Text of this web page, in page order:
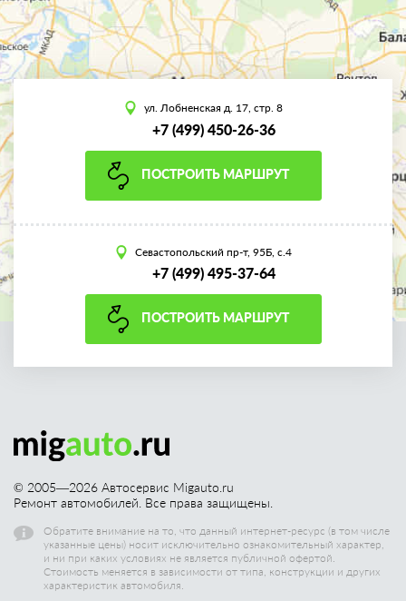
ул. Лобненская д. 17, стр. 8
+7 (499) 450-26-36
ПОСТРОИТЬ МАРШРУТ
Севастопольский пр-т, 95Б, с.4
+7 (499) 495-37-64
ПОСТРОИТЬ МАРШРУТ
© 2005—2026 Автосервис Migauto.ru
Ремонт автомобилей. Все права защищены.
Обратите внимание на то, что данный интернет-ресурс (в том числе
указанные цены) носит исключительно ознакомительный характер,
и ни при каких условиях не является публичной офертой.
Стоимость меняется в зависимости от типа, конструкции и других
характеристик автомобиля.